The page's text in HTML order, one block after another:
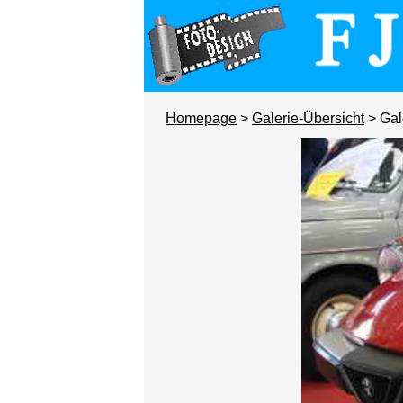
Homepage > Galerie-Übersicht>